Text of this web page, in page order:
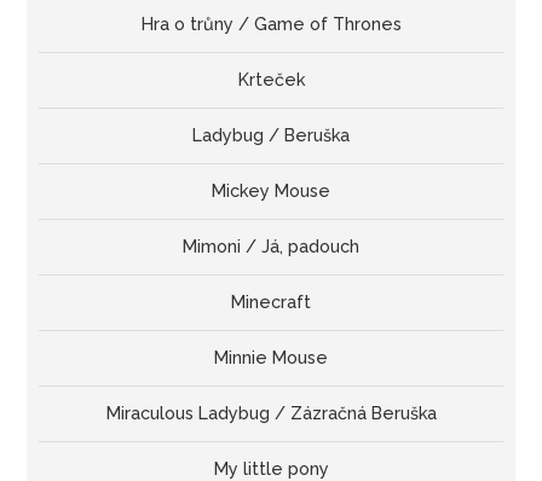
Hra o trůny / Game of Thrones
Krteček
Ladybug / Beruška
Mickey Mouse
Mimoni / Já, padouch
Minecraft
Minnie Mouse
Miraculous Ladybug / Zázračná Beruška
My little pony